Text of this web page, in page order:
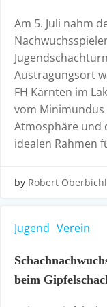
Am 5. Juli nahm
Austragungsort
FH Kärnten im
vom
Atmosphäre und
idealen Rahmen
by Robert
Jugend Verein
beim